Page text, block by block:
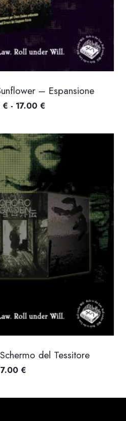
– Espansione
€ - 17.00 €Fascia
prezzo:
da
9.00 €
17.00 €
del Tessitore
7.00 €